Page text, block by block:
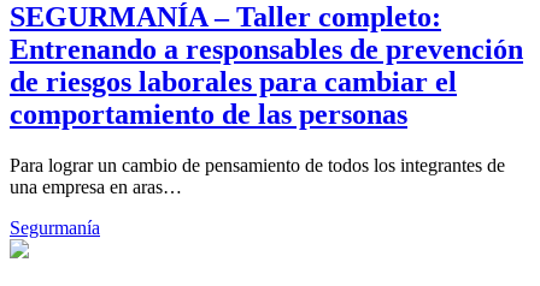
SEGURMANÍA – Taller completo:
Entrenando a responsables de prevención
de riesgos laborales para cambiar el
comportamiento de las personas
Para lograr un cambio de pensamiento de todos los integrantes de
una empresa en aras…
Segurmanía